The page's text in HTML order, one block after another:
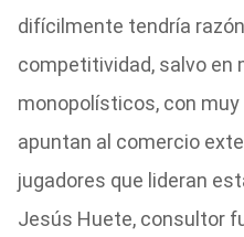
difícilmente tendría
competitividad, salvo en
monopolísticos, con
apuntan al comercio
jugadores que lideran
Jesús Huete, consultor